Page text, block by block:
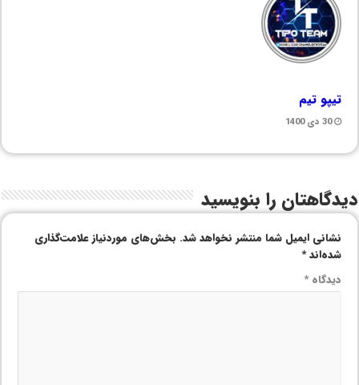
تیپو تیم
30 دی 1400
دیدگاهتان را بنویسید
نشانی ایمیل شما منتشر نخواهد شد. بخش‌های موردنیاز علامت‌گذاری
شده‌اند*
دیدگاه*